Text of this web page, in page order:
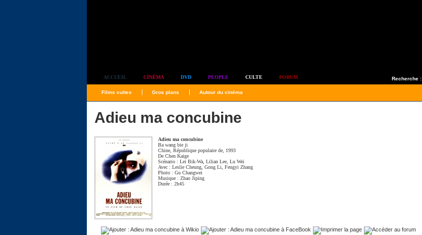
Recherche :
ACCUEIL CINÉMA DVD PEOPLE CULTE FORUM
Films cultes Gros plans Autour du cinéma
Adieu ma concubine
Adieu ma concubine
Ba wang bie ji
Chine, République populaire de, 1993
DeChen Kaige
Scénario :Lei Bik-Wa ,Lilian Lee ,Lu Wei
Avec :Leslie Cheung ,Gong Li ,Fengyi Zhang
Photo :Gu Changwei
Musique :Zhao Jiping
Durée : 2h45